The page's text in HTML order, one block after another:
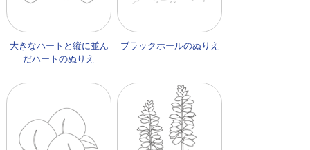
大きなハートと縦に並ん
だハートのぬりえ
ブラックホールのぬりえ